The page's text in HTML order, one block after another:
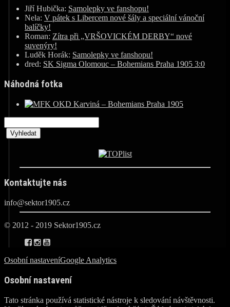
Jiří Hubička: Samolepky ve fanshopu!
Nela: V pátek s Libercem nové šály a speciální vánoční
balíčky!
Roman: Zítra při „VRŠOVICKÉM DERBY“ nové
suvenýry!
Luděk Horák: Samolepky ve fanshopu!
dred: SK Sigma Olomouc – Bohemians Praha 1905 3:0
Náhodná fotka
Kontaktujte nás
info@sektor1905.cz
© 2012 - 2019 Sektor1905.cz
Osobní nastaveníGoogle Analytics
Osobní nastavení
Tato stránka používá statistické nástroje k sledování návštěvnosti.